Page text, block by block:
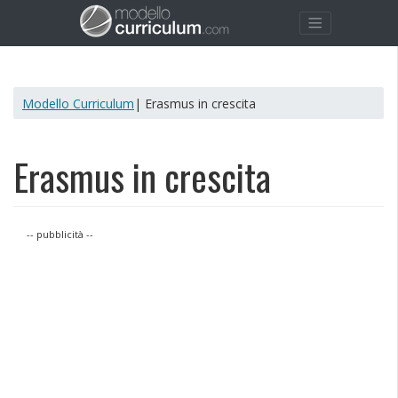
Modello Curriculum | Erasmus in crescita
Erasmus in crescita
-- pubblicità --